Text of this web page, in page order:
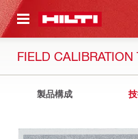
内容を表示
FIELD CALIBRATION
製品構成